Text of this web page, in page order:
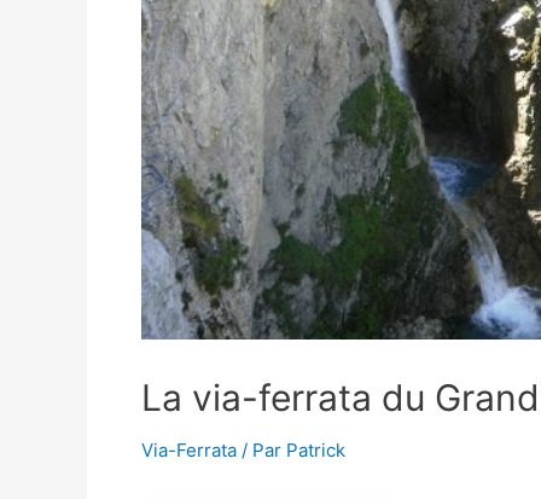
La via-ferrata du
Via-Ferrata / Par Patrick